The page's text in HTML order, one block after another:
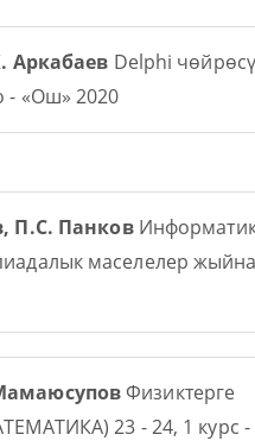
Аркабаев Delphi
- «Ош» 2020
П.С. Панков
маселелер
Физиктерге
23 - 24, 1 курс -